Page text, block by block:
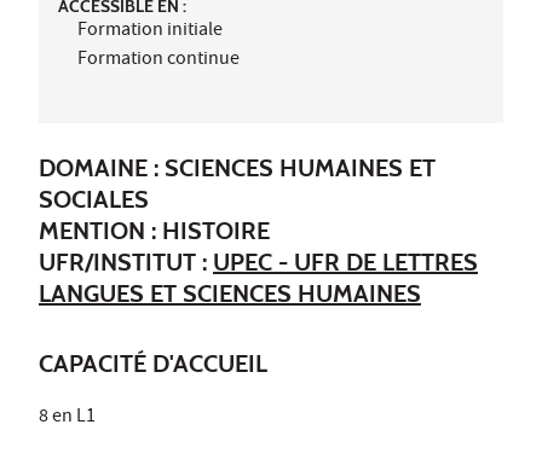
ACCESSIBLE EN :
Formation initiale
Formation continue
DOMAINE : SCIENCES HUMAINES ET
SOCIALES
MENTION : HISTOIRE
UFR/INSTITUT : UPEC - UFR DE LETTRES
LANGUES ET SCIENCES HUMAINES
CAPACITÉ D'ACCUEIL
8 en L1